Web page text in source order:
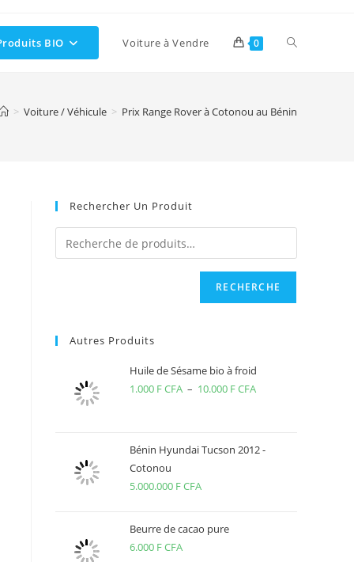
BIO Voiture à Vendre 0 Toggle
> Voiture / Véhicule > Prix Range Rover à Cotonou au Bénin
Rechercher Un Produit
RECHERCHE
Autres Produits
Huile de Sésame bio à froid
1.000 F CFA – 10.000 F CFAPlage
1.000 F
Bénin Hyundai Tucson 2012 -
Cotonou
5.000.000 F CFA
Beurre de cacao pure
6.000 F CFA